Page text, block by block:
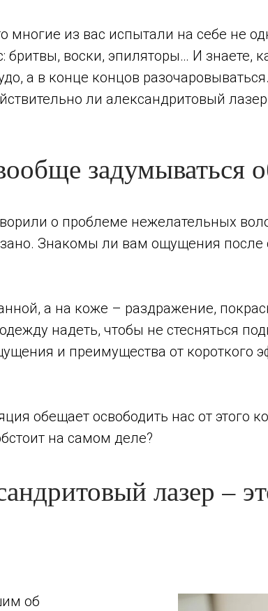
многие из вас испытали на себе не
бритвы, воски, эпиляторы… И знаете,
а в конце концов
ли александритовый
задумываться
о проблеме нежелательных
Знакомы ли вам ощущения
а на коже – раздражение,
надеть, чтобы не стесняться
и преимущества от короткого
обещает освободить нас от этого
на самом деле?
лазер –
об